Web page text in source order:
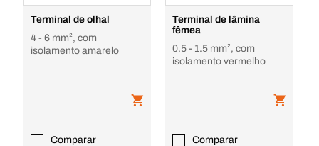
Terminal de olhal
4 - 6 mm², com
isolamento amarelo
Comparar
Terminal de lâmina
fêmea
0.5 - 1.5 mm², com
isolamento vermelho
Comparar